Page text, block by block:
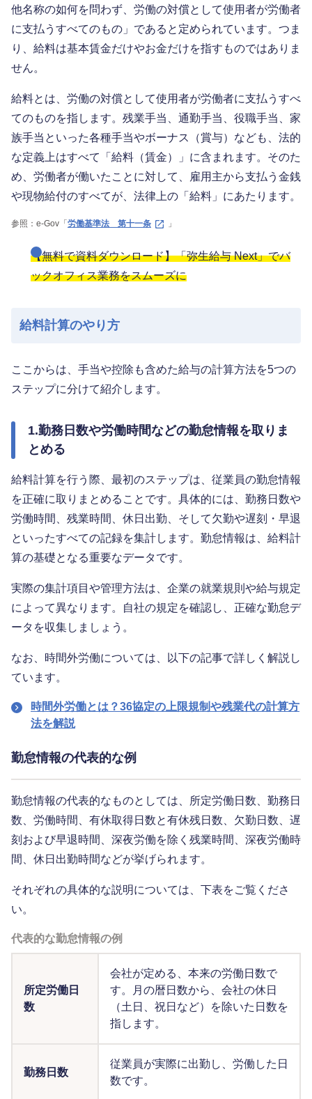
他名称の如何を問わず、労働の対償として使用者が労働者
に支払うすべてのもの」であると定められています。つま
り、給料は基本賃金だけやお金だけを指すものではありま
せん。
給料とは、労働の対償として使用者が労働者に支払うすべ
てのものを指します。残業手当、通勤手当、役職手当、家
族手当といった各種手当やボーナス（賞与）なども、法的
な定義上はすべて「給料（賃金）」に含まれます。そのた
め、労働者が働いたことに対して、雇用主から支払う金銭
や現物給付のすべてが、法律上の「給料」にあたります。
参照：e-Gov「 労働基準法 第十一条 」
【無料で資料ダウンロード】「弥生給与 Next」でバ
ックオフィス業務をスムーズに
給料計算のやり方
ここからは、手当や控除も含めた給与の計算方法を5つの
ステップに分けて紹介します。
1.勤務日数や労働時間などの勤怠情報を取りま
とめる
給料計算を行う際、最初のステップは、従業員の勤怠情報
を正確に取りまとめることです。具体的には、勤務日数や
労働時間、残業時間、休日出勤、そして欠勤や遅刻・早退
といったすべての記録を集計します。勤怠情報は、給料計
算の基礎となる重要なデータです。
実際の集計項目や管理方法は、企業の就業規則や給与規定
によって異なります。自社の規定を確認し、正確な勤怠デ
ータを収集しましょう。
なお、時間外労働については、以下の記事で詳しく解説し
ています。
時間外労働とは？36協定の上限規制や残業代の計算方
法を解説
勤怠情報の代表的な例
勤怠情報の代表的なものとしては、所定労働日数、勤務日
数、労働時間、有休取得日数と有休残日数、欠勤日数、遅
刻および早退時間、深夜労働を除く残業時間、深夜労働時
間、休日出勤時間などが挙げられます。
それぞれの具体的な説明については、下表をご覧くださ
い。
代表的な勤怠情報の例
所定労働日
数
会社が定める、本来の労働日数で
す。月の暦日数から、会社の休日
（土日、祝日など）を除いた日数を
指します。
勤務日数
従業員が実際に出勤し、労働した日
数です。